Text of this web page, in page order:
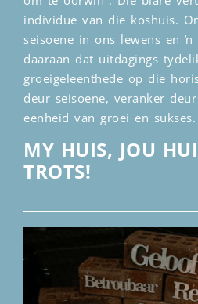
individue van die koshuis.
seisoene in ons lewens en
daaraan dat uitdagings
groeigeleenthede op die
deur seisoene, veranker
eenheid van groei en sukses.
MY HUIS, JOU
TROTS!